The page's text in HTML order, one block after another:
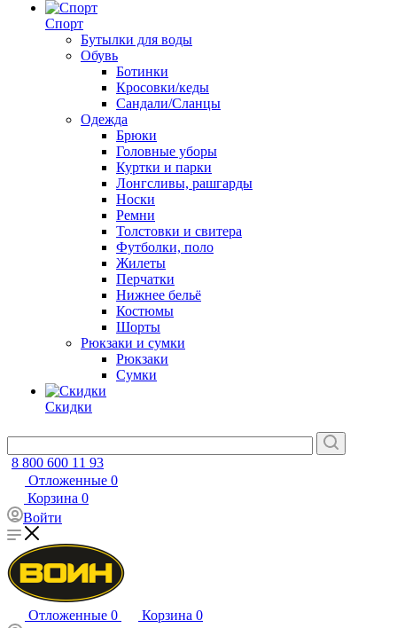
Спорт
Бутылки для воды
Обувь
Ботинки
Кросовки/кеды
Сандали/Сланцы
Одежда
Брюки
Головные уборы
Куртки и парки
Лонгсливы, рашгарды
Носки
Ремни
Толстовки и свитера
Футболки, поло
Жилеты
Перчатки
Нижнее бельё
Костюмы
Шорты
Рюкзаки и сумки
Рюкзаки
Сумки
Скидки
8 800 600 11 93
Отложенные 0
Корзина 0
Войти
Отложенные 0 Корзина 0